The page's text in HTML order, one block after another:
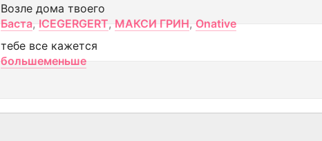
Возле дома твоего
Баста, ICEGERGERT, МАКСИ ГРИН, Onative
тебе все кажется
большеменьше